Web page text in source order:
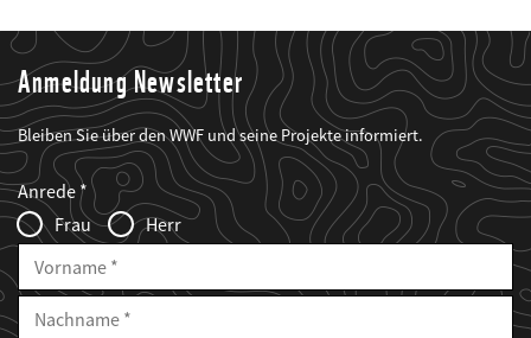
Anmeldung Newsletter
Bleiben Sie über den WWF und seine Projekte informiert.
Web2Case
Infofelder
Fieldset
anrede_name
Anrede
Frau
Herr
Vorname
Nachname